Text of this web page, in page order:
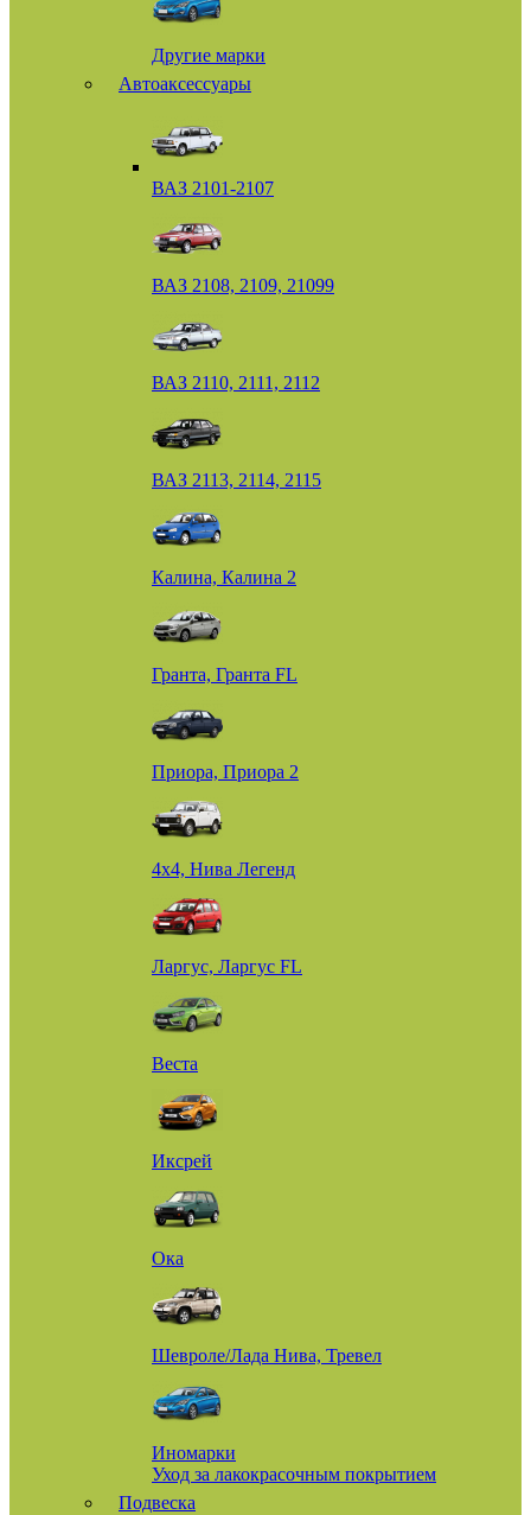
Другие марки
Автоаксессуары
ВАЗ 2101-2107
ВАЗ 2108, 2109, 21099
ВАЗ 2110, 2111, 2112
ВАЗ 2113, 2114, 2115
Калина, Калина 2
Гранта, Гранта FL
Приора, Приора 2
4х4, Нива Легенд
Ларгус, Ларгус FL
Веста
Иксрей
Ока
Шевроле/Лада Нива, Тревел
Иномарки
Уход за лакокрасочным покрытием
Подвеска